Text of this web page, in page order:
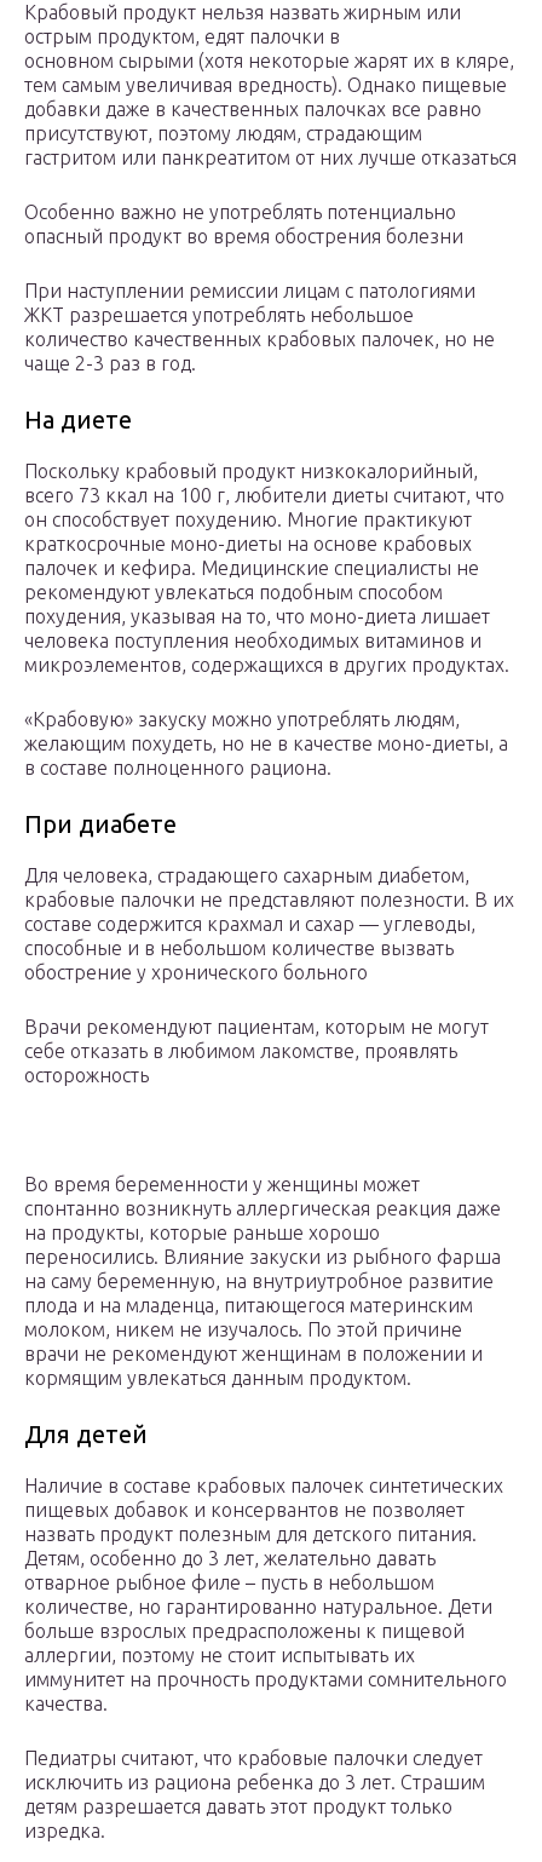
Крабовый продукт нельзя назвать жирным или
острым продуктом, едят палочки в
основном сырыми (хотя некоторые жарят их в кляре,
тем самым увеличивая вредность). Однако пищевые
добавки даже в качественных палочках все равно
присутствуют, поэтому людям, страдающим
гастритом или панкреатитом от них лучше отказаться
Особенно важно не употреблять потенциально
опасный продукт во время обострения болезни
При наступлении ремиссии лицам с патологиями
ЖКТ разрешается употреблять небольшое
количество качественных крабовых палочек, но не
чаще 2-3 раз в год.
На диете
Поскольку крабовый продукт низкокалорийный,
всего 73 ккал на 100 г, любители диеты считают, что
он способствует похудению. Многие практикуют
краткосрочные моно-диеты на основе крабовых
палочек и кефира. Медицинские специалисты не
рекомендуют увлекаться подобным способом
похудения, указывая на то, что моно-диета лишает
человека поступления необходимых витаминов и
микроэлементов, содержащихся в других продуктах.
«Крабовую» закуску можно употреблять людям,
желающим похудеть, но не в качестве моно-диеты, а
в составе полноценного рациона.
При диабете
Для человека, страдающего сахарным диабетом,
крабовые палочки не представляют полезности. В их
составе содержится крахмал и сахар — углеводы,
способные и в небольшом количестве вызвать
обострение у хронического больного
Врачи рекомендуют пациентам, которым не могут
себе отказать в любимом лакомстве, проявлять
осторожность
Во время беременности у женщины может
спонтанно возникнуть аллергическая реакция даже
на продукты, которые раньше хорошо
переносились. Влияние закуски из рыбного фарша
на саму беременную, на внутриутробное развитие
плода и на младенца, питающегося материнским
молоком, никем не изучалось. По этой причине
врачи не рекомендуют женщинам в положении и
кормящим увлекаться данным продуктом.
Для детей
Наличие в составе крабовых палочек синтетических
пищевых добавок и консервантов не позволяет
назвать продукт полезным для детского питания.
Детям, особенно до 3 лет, желательно давать
отварное рыбное филе – пусть в небольшом
количестве, но гарантированно натуральное. Дети
больше взрослых предрасположены к пищевой
аллергии, поэтому не стоит испытывать их
иммунитет на прочность продуктами сомнительного
качества.
Педиатры считают, что крабовые палочки следует
исключить из рациона ребенка до 3 лет. Страшим
детям разрешается давать этот продукт только
изредка.